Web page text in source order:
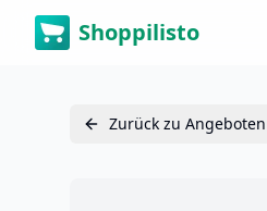
Shoppilisto
Zurück zu Angeboten